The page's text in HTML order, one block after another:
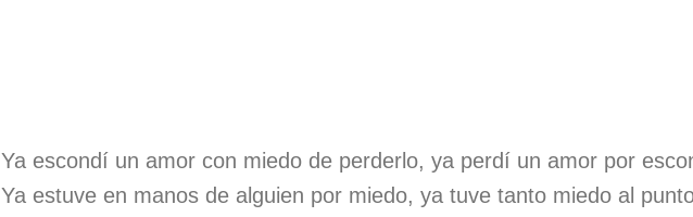
Ya escondí un amor con miedo de perderlo, ya perdí un amor por
Ya estuve en manos de alguien por miedo, ya tuve tanto miedo al